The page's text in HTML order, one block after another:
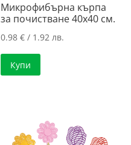
Микрофибърна кърпа
за почистване 40х40 см.
0.98€ / 1.92 лв.
Купи